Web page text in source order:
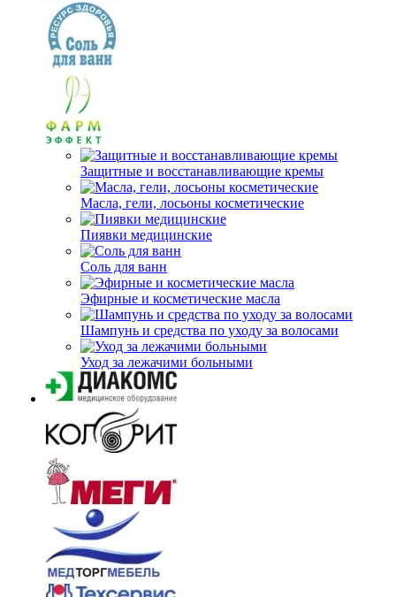
Защитные и восстанавливающие кремы
Масла, гели, лосьоны косметические
Пиявки медицинские
Соль для ванн
Эфирные и косметические масла
Шампунь и средства по уходу за волосами
Уход за лежачими больными